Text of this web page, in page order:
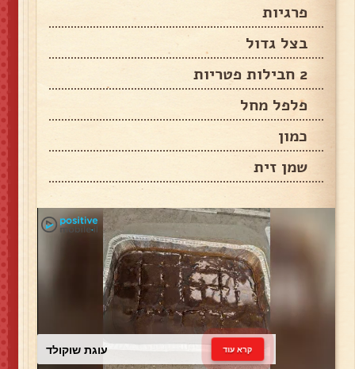
פרגיות
בצל גדול
2 חבילות פטריות
פלפל מחל
כמון
שמן זית
עוגת שוקולד קרא עוד